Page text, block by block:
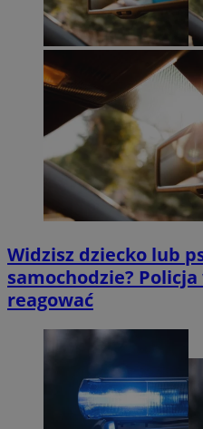
Widzisz dziecko lub
samochodzie?
reagować